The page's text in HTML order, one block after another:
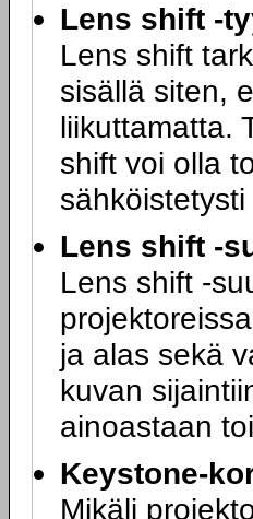
Lens shift -
Lens shift
sisällä siten,
liikuttamatta.
shift voi olla
Lens shift -
Lens shift -
ja alas sekä
kuvan
ainoastaan
Keystone-
Mikäli